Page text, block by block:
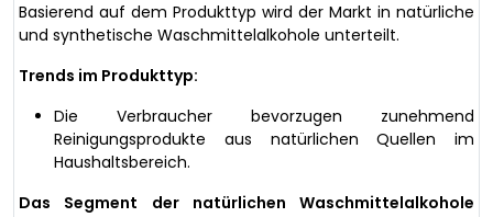
Basierend auf dem Produkttyp wird der Markt in natürliche
und synthetische Waschmittelalkohole unterteilt.
Trends im Produkttyp:
Die Verbraucher bevorzugen zunehmend
Reinigungsprodukte aus natürlichen Quellen im
Haushaltsbereich.
Das Segment der natürlichen Waschmittelalkohole